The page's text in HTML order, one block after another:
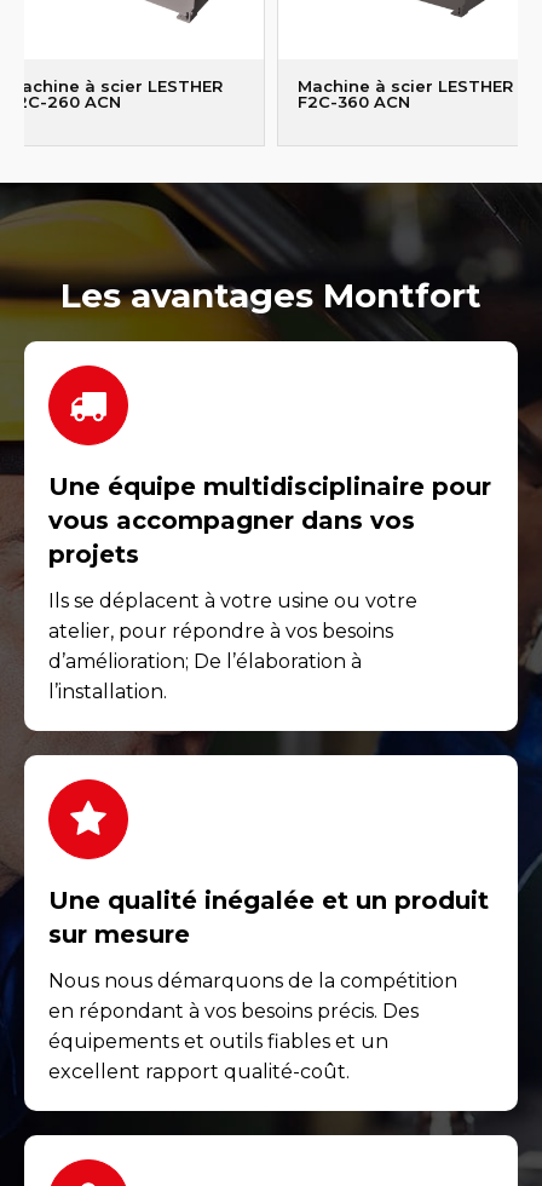
Machine à scier LESTHER
F2C-260 ACN
Machine à scier LESTHER
F2C-360 ACN
Les avantages Montfort
Une équipe multidisciplinaire pour
vous accompagner dans vos
projets
Ils se déplacent à votre usine ou votre
atelier, pour répondre à vos besoins
d’amélioration; De l’élaboration à
l’installation.
Une qualité inégalée et un produit
sur mesure
Nous nous démarquons de la compétition
en répondant à vos besoins précis. Des
équipements et outils fiables et un
excellent rapport qualité-coût.